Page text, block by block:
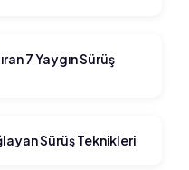
7 Yaygın Sürüş
Sürüş Teknikleri